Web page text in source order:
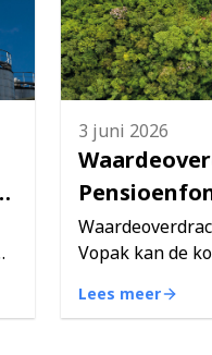
3 juni 2026
komende
Vopak kan de
naar het
Lees meer